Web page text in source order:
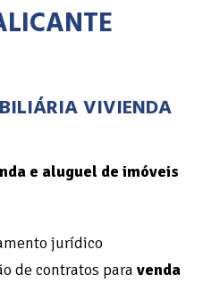
VIVIENDA
e aluguel de imóveis
jurídico
de contratos para venda